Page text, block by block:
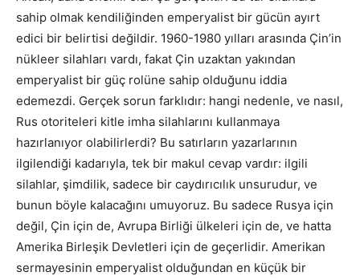
sahip olmak kendiliğinden emperyalist bir gücün ayırt
edici bir belirtisi değildir. 1960-1980 yılları arasında Çin’in
nükleer silahları vardı, fakat Çin uzaktan yakından
emperyalist bir güç rolüne sahip olduğunu iddia
edemezdi. Gerçek sorun farklıdır: hangi nedenle, ve nasıl,
Rus otoriteleri kitle imha silahlarını kullanmaya
hazırlanıyor olabilirlerdi? Bu satırların yazarlarının
ilgilendiği kadarıyla, tek bir makul cevap vardır: ilgili
silahlar, şimdilik, sadece bir caydırıcılık unsurudur, ve
bunun böyle kalacağını umuyoruz. Bu sadece Rusya için
değil, Çin için de, Avrupa Birliği ülkeleri için de, ve hatta
Amerika Birleşik Devletleri için de geçerlidir. Amerikan
sermayesinin emperyalist olduğundan en küçük bir